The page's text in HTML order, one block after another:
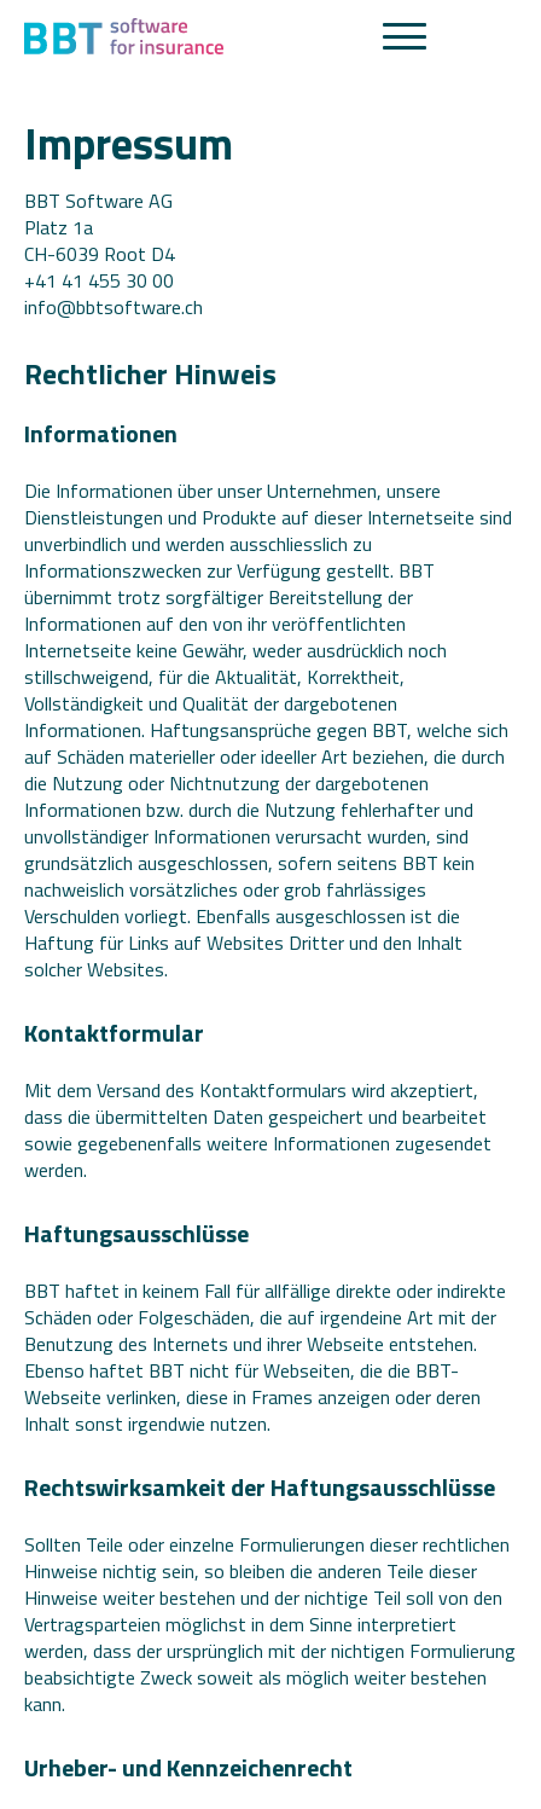
Impressum
BBT Software AG
Platz 1a
CH-6039 Root D4
+41 41 455 30 00
info@bbtsoftware.ch
Rechtlicher Hinweis
Informationen
Die Informationen über unser Unternehmen, unsere
Dienstleistungen und Produkte auf dieser Internetseite sind
unverbindlich und werden ausschliesslich zu
Informationszwecken zur Verfügung gestellt. BBT
übernimmt trotz sorgfältiger Bereitstellung der
Informationen auf den von ihr veröffentlichten
Internetseite keine Gewähr, weder ausdrücklich noch
stillschweigend, für die Aktualität, Korrektheit,
Vollständigkeit und Qualität der dargebotenen
Informationen. Haftungsansprüche gegen BBT, welche sich
auf Schäden materieller oder ideeller Art beziehen, die durch
die Nutzung oder Nichtnutzung der dargebotenen
Informationen bzw. durch die Nutzung fehlerhafter und
unvollständiger Informationen verursacht wurden, sind
grundsätzlich ausgeschlossen, sofern seitens BBT kein
nachweislich vorsätzliches oder grob fahrlässiges
Verschulden vorliegt. Ebenfalls ausgeschlossen ist die
Haftung für Links auf Websites Dritter und den Inhalt
solcher Websites.
Kontaktformular
Mit dem Versand des Kontaktformulars wird akzeptiert,
dass die übermittelten Daten gespeichert und bearbeitet
sowie gegebenenfalls weitere Informationen zugesendet
werden.
Haftungsausschlüsse
BBT haftet in keinem Fall für allfällige direkte oder indirekte
Schäden oder Folgeschäden, die auf irgendeine Art mit der
Benutzung des Internets und ihrer Webseite entstehen.
Ebenso haftet BBT nicht für Webseiten, die die BBT-
Webseite verlinken, diese in Frames anzeigen oder deren
Inhalt sonst irgendwie nutzen.
Rechtswirksamkeit der Haftungsausschlüsse
Sollten Teile oder einzelne Formulierungen dieser rechtlichen
Hinweise nichtig sein, so bleiben die anderen Teile dieser
Hinweise weiter bestehen und der nichtige Teil soll von den
Vertragsparteien möglichst in dem Sinne interpretiert
werden, dass der ursprünglich mit der nichtigen Formulierung
beabsichtigte Zweck soweit als möglich weiter bestehen
kann.
Urheber- und Kennzeichenrecht